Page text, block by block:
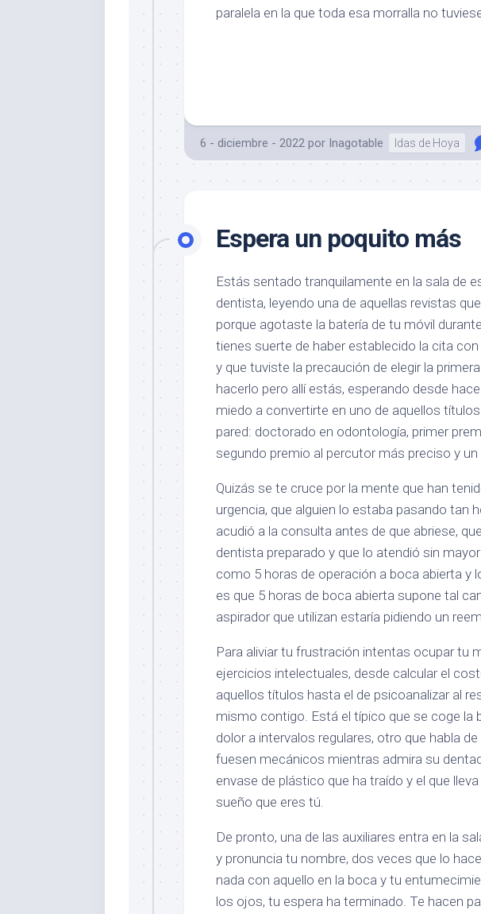
paralela en la que toda esa morralla no
6 - diciembre - 2022 por Inagotable Idas de Hoya
Espera un poquito más
Estás sentado tranquilamente en la sala de
dentista, leyendo una de aquellas revistas
porque agotaste la batería de tu móvil
tienes suerte de haber establecido la cita
y que tuviste la precaución de elegir la
hacerlo pero allí estás, esperando desde
miedo a convertirte en uno de aquellos
pared: doctorado en odontología, primer
segundo premio al percutor más preciso y
Quizás se te cruce por la mente que han
urgencia, que alguien lo estaba pasando tan
acudió a la consulta antes de que abriese,
dentista preparado y que lo atendió sin
como 5 horas de operación a boca abierta y
es que 5 horas de boca abierta supone tal
aspirador que utilizan estaría pidiendo un
Para aliviar tu frustración intentas ocupar tu
ejercicios intelectuales, desde calcular el
aquellos títulos hasta el de psicoanalizar al
mismo contigo. Está el típico que se coge la
dolor a intervalos regulares, otro que habla
fuesen mecánicos mientras admira su
envase de plástico que ha traído y el que
sueño que eres tú.
De pronto, una de las auxiliares entra en la
y pronuncia tu nombre, dos veces que lo
nada con aquello en la boca y tu
los ojos, tu espera ha terminado. Te hacen